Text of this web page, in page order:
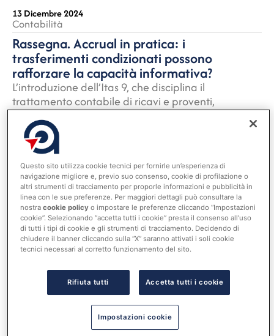
13 Dicembre 2024
Contabilità
Rassegna. Accrual in pratica: i
trasferimenti condizionati possono
rafforzare la capacità informativa?
L’introduzione dell’Itas 9, che disciplina il
trattamento contabile di ricavi e proventi,
introduce significative modifiche nella
contabilizzazione dei contributi e trasferimenti per
le amministrazioni pubbliche. Questo standard
richiede che tali elementi siano riconosciuti nel
conto economico solo al momento dell’effettiva
realizzazione delle condizioni che ne vincolano
l’acquisizione. In questo modo, i proventi derivanti
da contributi per investimenti confluiscono nel
risultato economico quando l’amministrazione
beneficiaria ha la certezza di non dover rimborsare
l’importo ricevuto, avendo adempiuto agli obblighi
previsti. Questo approccio si distingue da quanto
previsto dall’allegato 4/3 del Decreto legislativo
118/2011, che prevede l’iscrizione dei contributi tra
i ricavi dell’esercizio in base alla competenza dei
costi correlati, senza distinguere chiaramente tra
Questo sito utilizza cookie tecnici per fornirle un’esperienza di
navigazione migliore e, previo suo consenso, cookie di profilazione o
altri strumenti di tracciamento per proporle informazioni e pubblicità in
linea con le sue preferenze. Per maggiori dettagli può consultare la
nostracookie policy o impostare le preferenze cliccando “Impostazioni
cookie”. Selezionando “accetta tutti i cookie” presta il consenso all’uso
di tutti i tipi di cookie e gli strumenti di tracciamento. Decidendo di
chiudere il banner cliccando sulla “X” saranno attivati i soli cookie
tecnici necessari al corretto funzionamento del sito.
Rifiuta tutti Accetta tutti i cookie
Impostazioni cookie